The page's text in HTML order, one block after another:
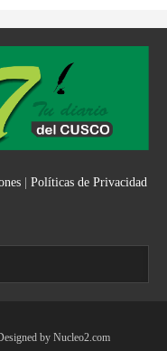
| Políticas de Privacidad
by Nucleo2.com